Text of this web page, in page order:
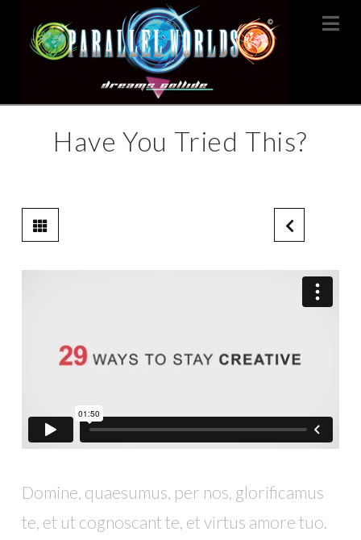
Have You Tried This?
Domine, quaesumus, per nos, glorificamus
te, et ut cognoscant te, et virtus amore tuo.